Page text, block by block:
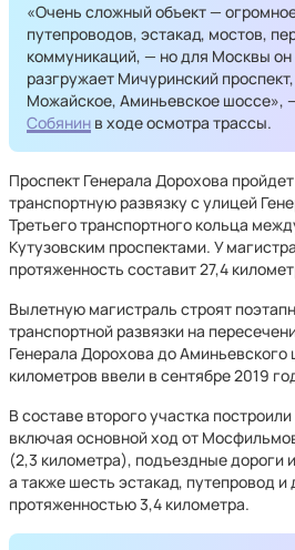
«Очень сложный объект —
путепроводов, эстакад, мостов,
коммуникаций, — но для Москвы
разгружает Мичуринский
Можайское, Аминьевское шоссе»,
Собянин в ходе осмотра трассы.
Проспект Генерала Дорохова
транспортную развязку с улицей
Третьего транспортного кольца
Кутузовским проспектами. У
протяженность составит 27,4
Вылетную магистраль строят
транспортной развязки на
Генерала Дорохова до Аминьевского
километров ввели в сентябре 2019
В составе второго участка построили
включая основной ход от
(2,3 километра), подъездные дороги
а также шесть эстакад, путепровод
протяженностью 3,4 километра.